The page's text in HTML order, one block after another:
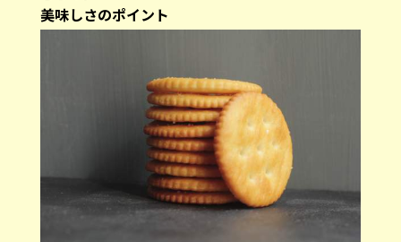
美味しさのポイント